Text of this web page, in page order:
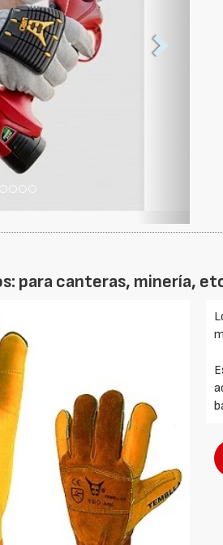
para canteras, minería,